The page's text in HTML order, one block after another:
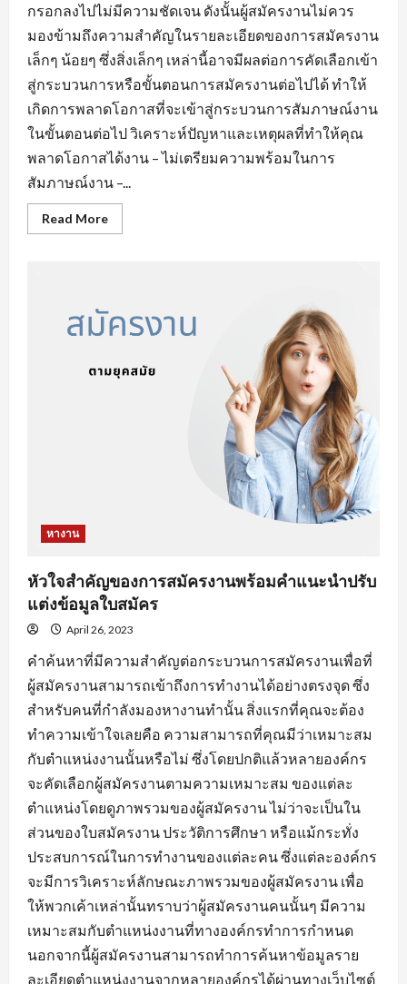
กรอกลงไปไม่มีความชัดเจน ดังนั้นผู้สมัครงานไม่ควร
มองข้ามถึงความสำคัญในรายละเอียดของการสมัครงาน
เล็กๆ น้อยๆ ซึ่งสิ่งเล็กๆ เหล่านี้อาจมีผลต่อการคัดเลือกเข้า
สู่กระบวนการหรือขั้นตอนการสมัครงานต่อไปได้ ทำให้
เกิดการพลาดโอกาสที่จะเข้าสู่กระบวนการสัมภาษณ์งาน
ในขั้นตอนต่อไป วิเคราะห์ปัญหาและเหตุผลที่ทำให้คุณ
พลาดโอกาสได้งาน – ไม่เตรียมความพร้อมในการ
สัมภาษณ์งาน –...
Read MoreRead
more
หา
งาน
จะ
ทำให้
หางาน
หัวใจสำคัญของการสมัครงานพร้อมคำแนะนำปรับ
แต่งข้อมูลใบสมัคร
April 26, 2023
คำค้นหาที่มีความสำคัญต่อกระบวนการสมัครงานเพื่อที่
ผู้สมัครงานสามารถเข้าถึงการทำงานได้อย่างตรงจุด ซึ่ง
สำหรับคนที่กำลังมองหางานทำนั้น สิ่งแรกที่คุณจะต้อง
ทำความเข้าใจเลยคือ ความสามารถที่คุณมีว่าเหมาะสม
กับตำแหน่งงานนั้นหรือไม่ ซึ่งโดยปกติแล้วหลายองค์กร
จะคัดเลือกผู้สมัครงานตามความเหมาะสม ของแต่ละ
ตำแหน่งโดยดูภาพรวมของผู้สมัครงาน ไม่ว่าจะเป็นใน
ส่วนของใบสมัครงาน ประวัติการศึกษา หรือแม้กระทั่ง
ประสบการณ์ในการทำงานของแต่ละคน ซึ่งแต่ละองค์กร
จะมีการวิเคราะห์ลักษณะภาพรวมของผู้สมัครงาน เพื่อ
ให้พวกเค้าเหล่านั้นทราบว่าผู้สมัครงานคนนั้นๆ มีความ
เหมาะสมกับตำแหน่งงานที่ทางองค์กรทำการกำหนด
นอกจากนี้ผู้สมัครงานสามารถทำการค้นหาข้อมูลราย
ละเอียดตำแหน่งงานจากหลายองค์กรได้ผ่านทางเว็บไซต์